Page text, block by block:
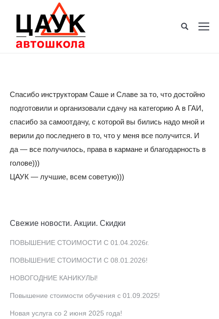
Спасибо инструкторам Саше и Славе за то, что достойно
подготовили и организовали сдачу на категорию А в ГАИ,
спасибо за самоотдачу, с которой вы бились надо мной и
верили до последнего в то, что у меня все получится. И
да — все получилось, права в кармане и благодарность в
голове)))
ЦАУК — лучшие, всем советую)))
Свежие новости. Акции. Скидки
ПОВЫШЕНИЕ СТОИМОСТИ С 01.04.2026г.
ПОВЫШЕНИЕ СТОИМОСТИ С 08.01.2026!
НОВОГОДНИЕ КАНИКУЛЫ!
Повышение стоимости обучения с 01.09.2025!
Новая услуга со 2 июня 2025 года!